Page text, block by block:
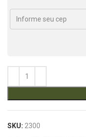
SKU: 2300